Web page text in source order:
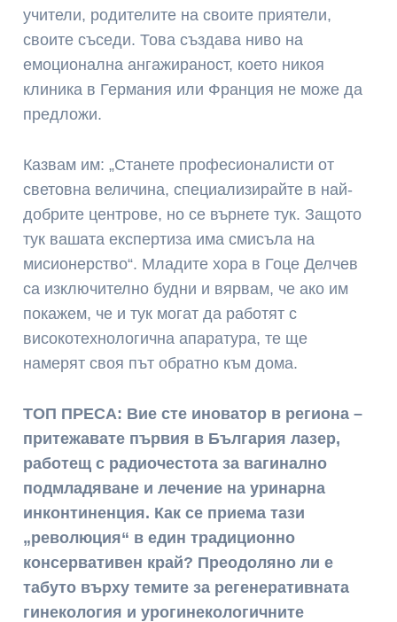
учители, родителите на своите приятели,
своите съседи. Това създава ниво на
емоционална ангажираност, което никоя
клиника в Германия или Франция не може да
предложи.
Казвам им: „Станете професионалисти от
световна величина, специализирайте в най-
добрите центрове, но се върнете тук. Защото
тук вашата експертиза има смисъла на
мисионерство“. Младите хора в Гоце Делчев
са изключително будни и вярвам, че ако им
покажем, че и тук могат да работят с
високотехнологична апаратура, те ще
намерят своя път обратно към дома.
ТОП ПРЕСА: Вие сте иноватор в региона –
притежавате първия в България лазер,
работещ с радиочестота за вагинално
подмладяване и лечение на уринарна
инконтиненция. Как се приема тази
„революция“ в един традиционно
консервативен край? Преодоляно ли е
табуто върху темите за регенеративната
гинекология и урогинекологичните